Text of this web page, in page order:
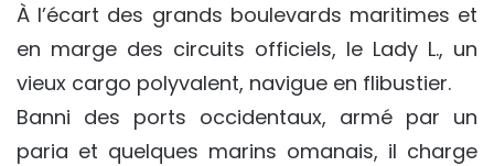
À l’écart des grands boulevards maritimes et
en marge des circuits officiels, le Lady L., un
vieux cargo polyvalent, navigue en flibustier.
Banni des ports occidentaux, armé par un
paria et quelques marins omanais, il charge